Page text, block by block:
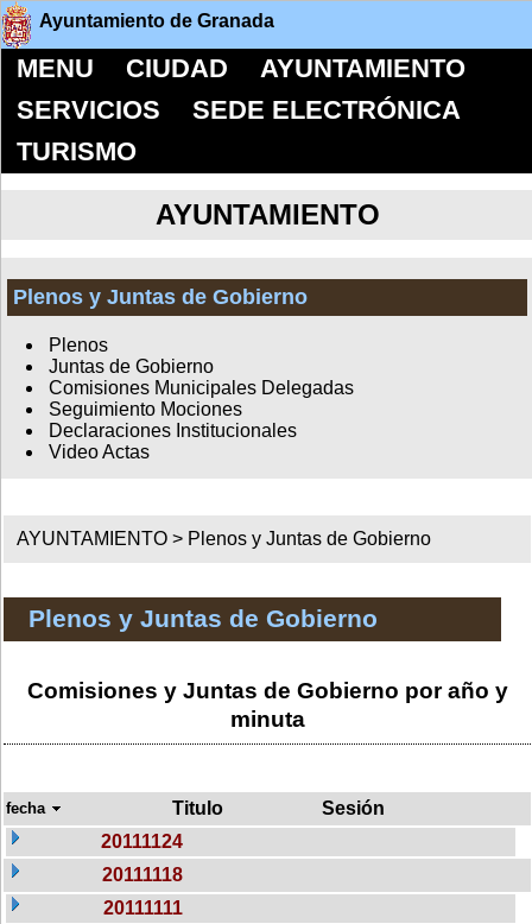
Ayuntamiento de Granada
MENU CIUDAD
AYUNTAMIENTO
SERVICIOS
SEDE ELECTRÓNICA
TURISMO
AYUNTAMIENTO
Plenos y Juntas de Gobierno
Plenos
Juntas de Gobierno
Comisiones Municipales Delegadas
Seguimiento Mociones
Declaraciones Institucionales
Video Actas
AYUNTAMIENTO > Plenos y Juntas de Gobierno
Plenos y Juntas de Gobierno
Comisiones y Juntas de Gobierno por año y
minuta
fecha Titulo
Sesión
20111124
20111118
20111111